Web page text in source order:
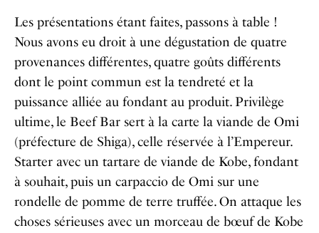
Les présentations étant faites, passons à table !
Nous avons eu droit à une dégustation de quatre
provenances différentes, quatre goûts différents
dont le point commun est la tendreté et la
puissance alliée au fondant au produit. Privilège
ultime, le Beef Bar sert à la carte la viande de Omi
(préfecture de Shiga), celle réservée à l’Empereur.
Starter avec un tartare de viande de Kobe, fondant
à souhait, puis un carpaccio de Omi sur une
rondelle de pomme de terre truffée. On attaque les
choses sérieuses avec un morceau de bœuf de Kobe